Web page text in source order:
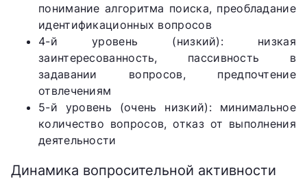
понимание алгоритма поиска, преобладание
идентификационных вопросов
4-й уровень (низкий): низкая
заинтересованность, пассивность в
задавании вопросов, предпочтение
отвлечениям
5-й уровень (очень низкий): минимальное
количество вопросов, отказ от выполнения
деятельности
Динамика вопросительной активности